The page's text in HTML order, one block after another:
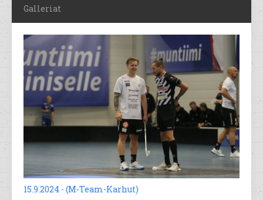
Galleriat
15.9.2024 - (M-Team-Karhut)